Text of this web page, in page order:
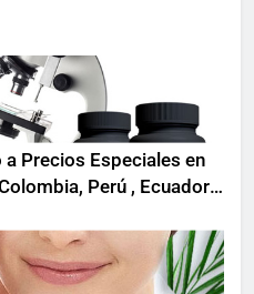
Precios Especiales en
Perú , Ecuador,